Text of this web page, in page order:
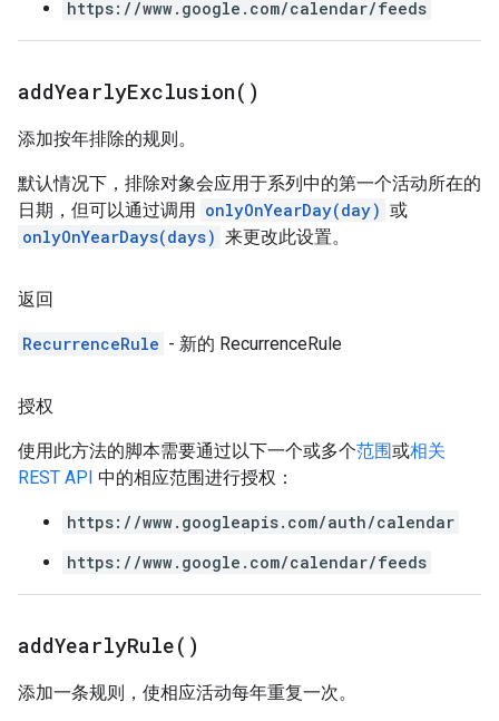
https://www.google.com/calendar/feeds
addYearlyExclusion( )
添加按年排除的规则。
默认情况下，排除对象会应用于系列中的第一个活动所在的
日期，但可以通过调用 onlyOnYearDay(day) 或
onlyOnYearDays(days) 来更改此设置。
返回
RecurrenceRule - 新的 RecurrenceRule
授权
使用此方法的脚本需要通过以下一个或多个范围或相关
REST API 中的相应范围进行授权：
https://www.googleapis.com/auth/calendar
https://www.google.com/calendar/feeds
addYearlyRule( )
添加一条规则，使相应活动每年重复一次。